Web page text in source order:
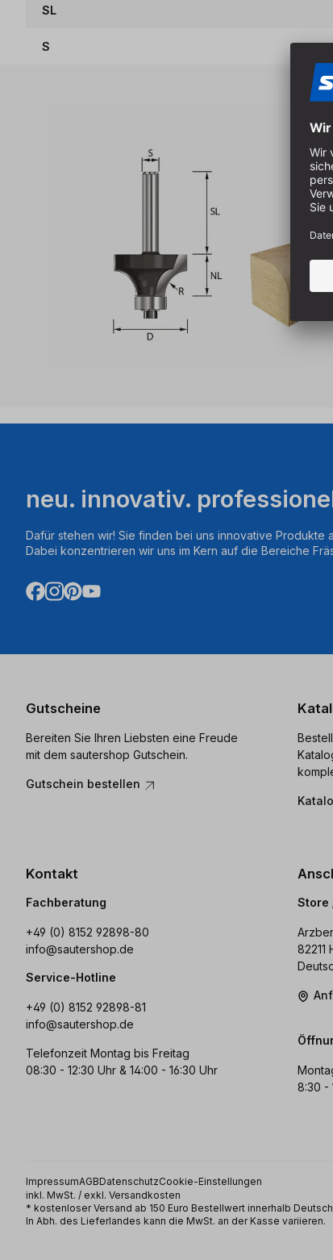
SL
S
neu. innovativ.
Dafür stehen wir! Sie finden bei uns innovative Produkte
Dabei konzentrieren wir uns im Kern auf die Bereiche
Gutscheine
Bereiten Sie Ihren Liebsten eine Freude
mit dem sautershop Gutschein.
Gutschein bestellen
Kontakt
Fachberatung
+49 (0) 8152 92898-80
info@sautershop.de
Service-Hotline
+49 (0) 8152 92898-81
info@sautershop.de
Telefonzeit Montag bis Freitag
08:30 - 12:30 Uhr & 14:00 - 16:30 Uhr
Store
82211
8:30 -
ImpressumAGBDatenschutzCookie-Einstellungen
inkl. MwSt. / exkl. Versandkosten
* kostenloser Versand ab 150 Euro Bestellwert innerhalb
In Abh. des Lieferlandes kann die MwSt. an der Kasse variieren.